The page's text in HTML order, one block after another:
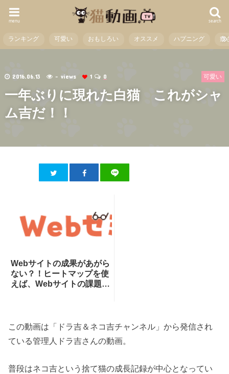
search
menu
ランキング 可愛い おもしろい オススメ ハプニング 癒
可愛い
2016.06.13 - views 1 0
一年ぶりに現れた白猫 これがシャ
ム吉だ！！
Webサイトの成果があがら
ない？！ヒートマップを使
えば、Webサイトの課題が
この動画は「ドラ吉＆ネコ吉チャンネル」から発信され
ている管理人ド­ラ吉さんの動画。
普段はネコ吉という捨て猫の成長記録が中心となってい